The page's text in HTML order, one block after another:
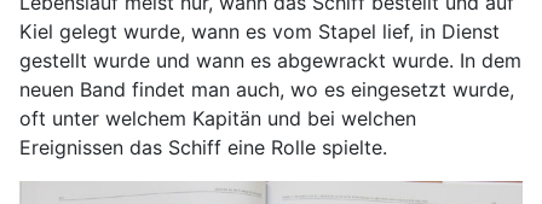
Kiel gelegt wurde, wann es vom Stapel lief, in Dienst
gestellt wurde und wann es abgewrackt wurde. In dem
neuen Band findet man auch, wo es eingesetzt wurde,
oft unter welchem Kapitän und bei welchen
Ereignissen das Schiff eine Rolle spielte.